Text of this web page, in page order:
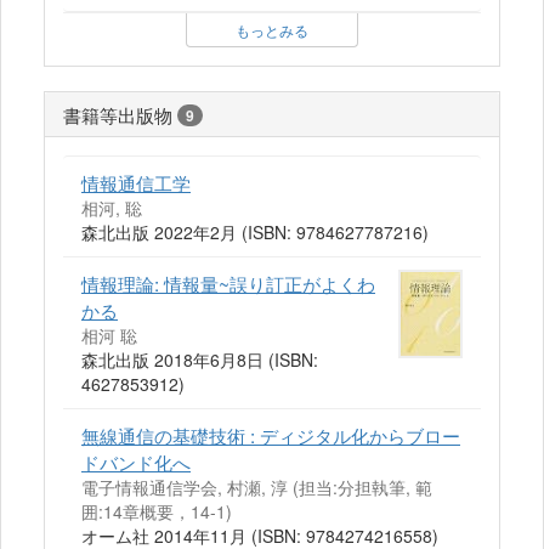
もっとみる
書籍等出版物 9
情報通信工学
相河, 聡
森北出版 2022年2月 (ISBN: 9784627787216)
情報理論: 情報量~誤り訂正がよくわ
かる
相河 聡
森北出版 2018年6月8日 (ISBN:
4627853912)
無線通信の基礎技術 : ディジタル化からブロー
ドバンド化へ
電子情報通信学会, 村瀬, 淳 (担当:分担執筆, 範
囲:14章概要，14-1)
オーム社 2014年11月 (ISBN: 9784274216558)